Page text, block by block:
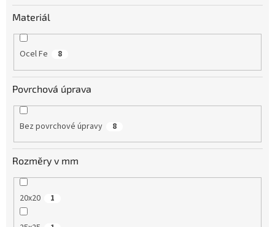
Materiál
Ocel Fe 8
Povrchová úprava
Bez povrchové úpravy 8
Rozměry v mm
20x20 1